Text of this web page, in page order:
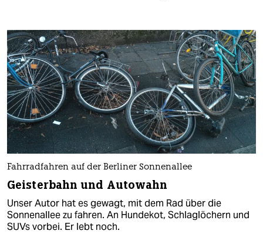
Fahrradfahren auf der Berliner Sonnenallee
Geisterbahn und Autowahn
Unser Autor hat es gewagt, mit dem Rad über die
Sonnenallee zu fahren. An Hundekot, Schlaglöchern und
SUVs vorbei. Er lebt noch.